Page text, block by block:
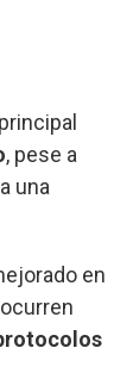
, pese a
una
en